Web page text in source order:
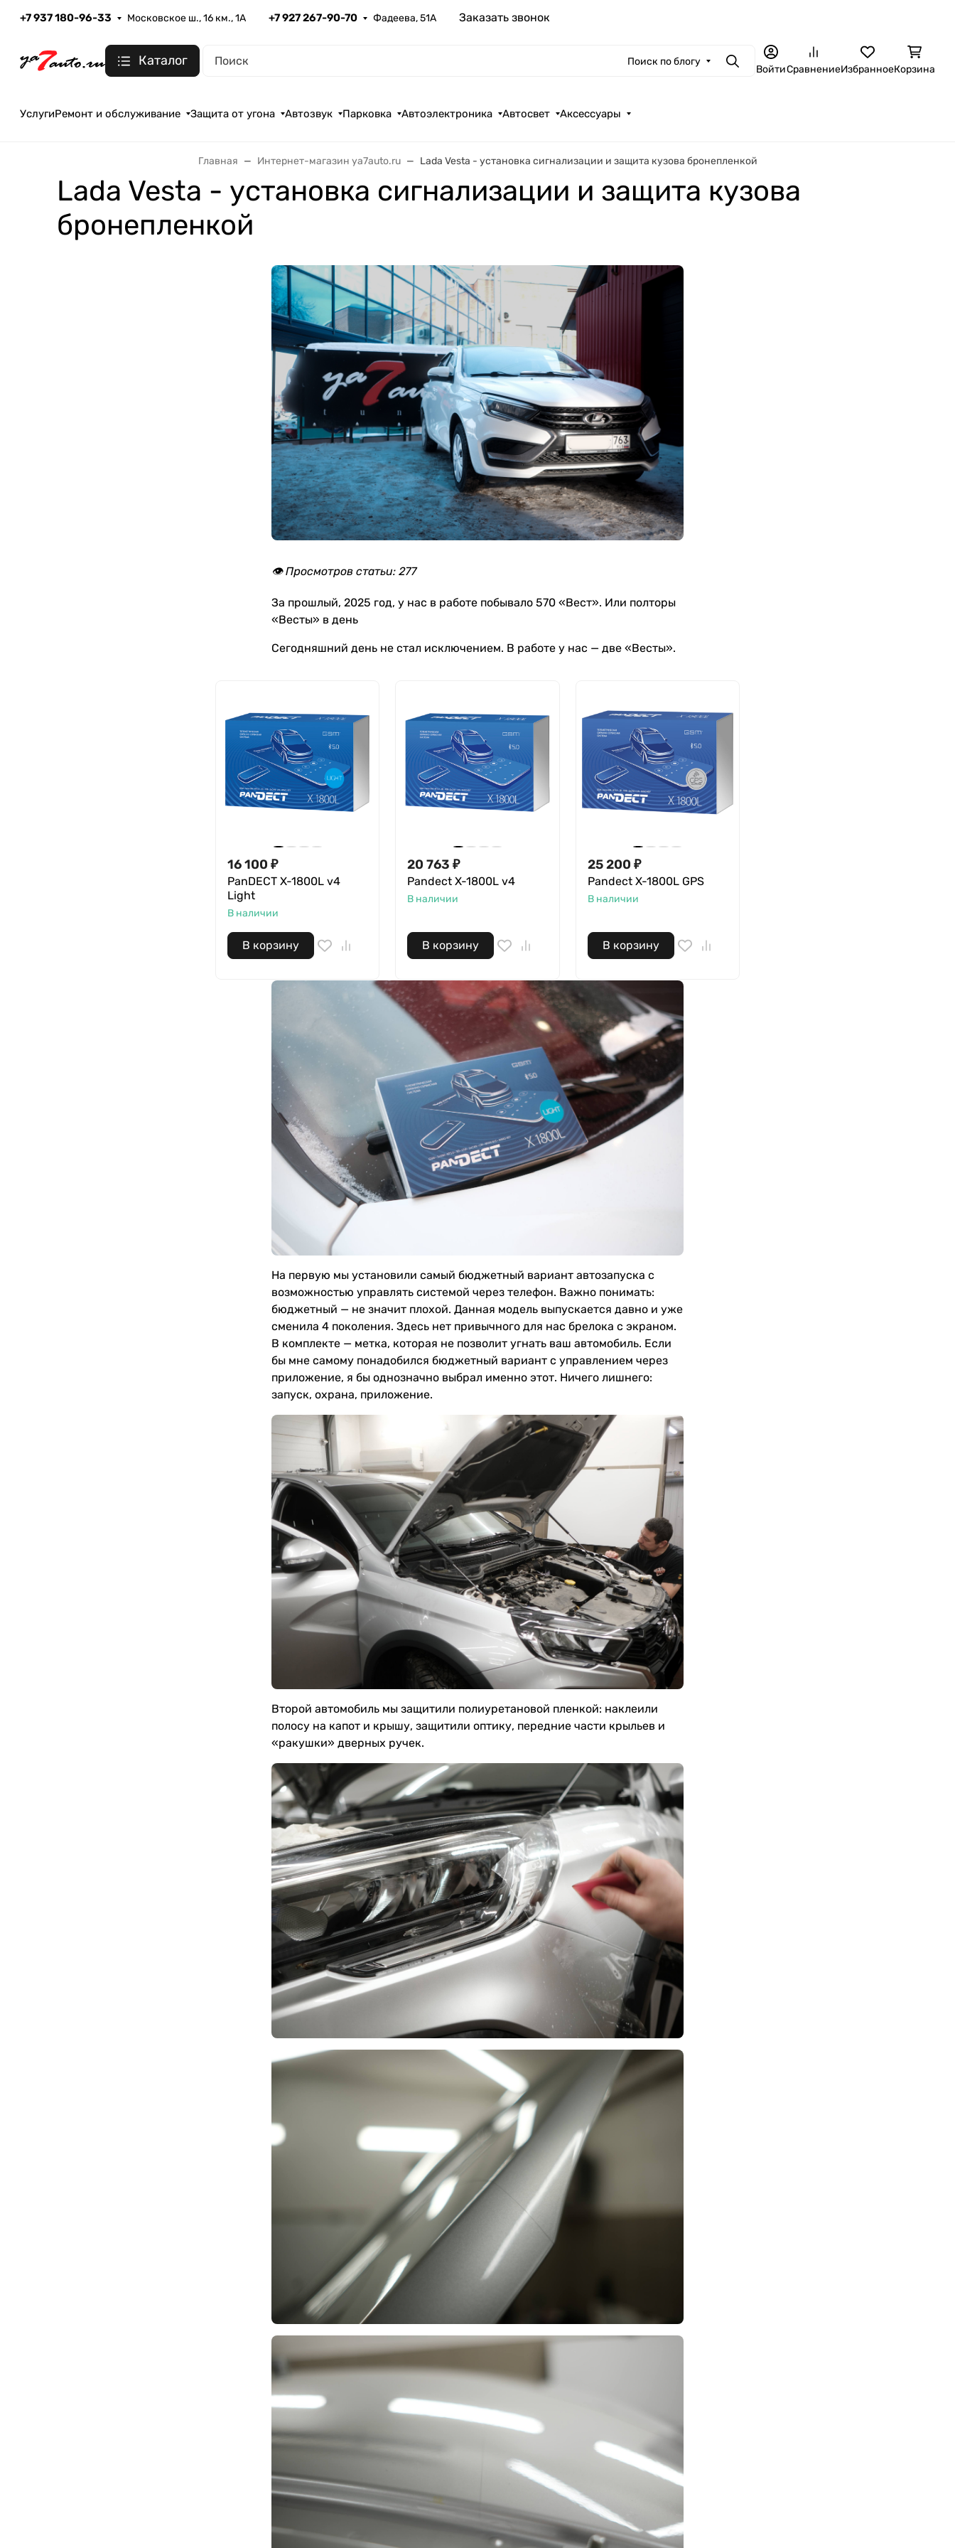
+7 937 180-96-33 Московское ш., 16 км., 1А +7 927 267-90-70 Фадеева, 51А Заказать звонок
Каталог Поиск по блогу ПоискВойтиСравнениеИзбранноеКорзина
УслугиРемонт и обслуживание Защита от угона Автозвук Парковка Автоэлектроника Автосвет Аксессуары
Главная Интернет-магазин ya7auto.ru Lada Vesta - установка сигнализации и защита кузова бронепленкой
Lada Vesta - установка сигнализации и защита кузова
бронепленкой
👁️ Просмотров статьи: 277
За прошлый, 2025 год, у нас в работе побывало 570 «Вест». Или полторы
«Весты» в день
Сегодняшний день не стал исключением. В работе у нас — две «Весты».
16 100 ₽
PanDECT X-1800L v4
Light
В наличии
В корзину
20 763 ₽
Pandect X-1800L v4
В наличии
В корзину
25 200 ₽
Pandect X-1800L GPS
В наличии
В корзину
На первую мы установили самый бюджетный вариант автозапуска с
возможностью управлять системой через телефон. Важно понимать:
бюджетный — не значит плохой. Данная модель выпускается давно и уже
сменила 4 поколения. Здесь нет привычного для нас брелока с экраном.
В комплекте — метка, которая не позволит угнать ваш автомобиль. Если
бы мне самому понадобился бюджетный вариант с управлением через
приложение, я бы однозначно выбрал именно этот. Ничего лишнего:
запуск, охрана, приложение.
Второй автомобиль мы защитили полиуретановой пленкой: наклеили
полосу на капот и крышу, защитили оптику, передние части крыльев и
«ракушки» дверных ручек.